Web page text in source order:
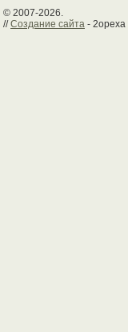
© 2007-2026.
//Создание сайта - 2opexa